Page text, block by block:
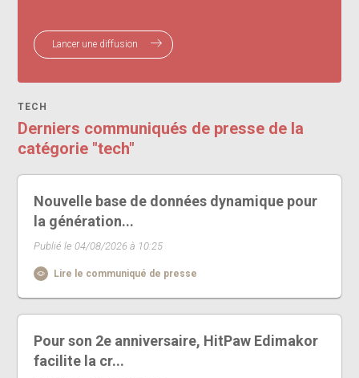
Lancer une diffusion
TECH
Derniers communiqués de presse de la
catégorie "tech"
Nouvelle base de données dynamique pour
la génération...
Publié le 04/08/2026 à 10:25
Lire le communiqué de presse
Pour son 2e anniversaire, HitPaw Edimakor
facilite la cr...